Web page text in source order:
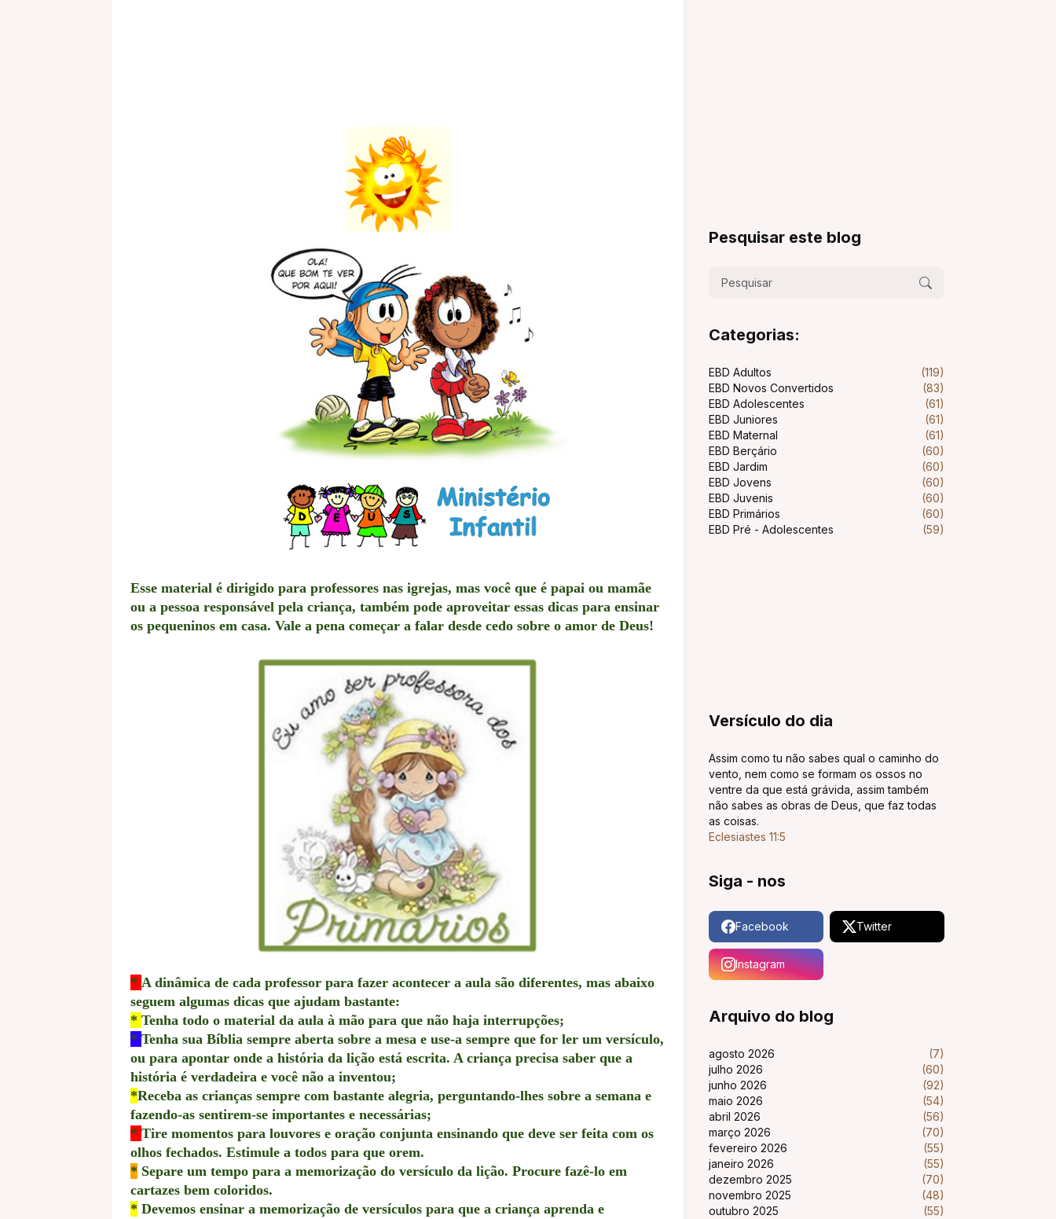
Esse material é dirigido para professores nas igrejas, mas você que é papai ou mamãe
ou a pessoa responsável pela criança, também pode aproveitar essas dicas para ensinar
os pequeninos em casa. Vale a pena começar a falar desde cedo sobre o amor de Deus!
* A dinâmica de cada professor para fazer acontecer a aula são diferentes, mas abaixo
seguem algumas dicas que ajudam bastante:
* Tenha todo o material da aula à mão para que não haja interrupções;
* Tenha sua Bíblia sempre aberta sobre a mesa e use-a sempre que for ler um versículo,
ou para apontar onde a história da lição está escrita. A criança precisa saber que a
história é verdadeira e você não a inventou;
*Receba as crianças sempre com bastante alegria, perguntando-lhes sobre a semana e
fazendo-as sentirem-se importantes e necessárias;
* Tire momentos para louvores e oração conjunta ensinando que deve ser feita com os
olhos fechados. Estimule a todos para que orem.
* Separe um tempo para a memorização do versículo da lição. Procure fazê-lo em
cartazes bem coloridos.
* Devemos ensinar a memorização de versículos para que a criança aprenda e
Pesquisar este blog
Categorias:
EBD Adultos
(119)
EBD Novos Convertidos
(83)
EBD Adolescentes
(61)
EBD Juniores
(61)
EBD Maternal
(61)
EBD Berçário
(60)
EBD Jardim
(60)
EBD Jovens
(60)
EBD Juvenis
(60)
EBD Primários
(60)
EBD Pré - Adolescentes
(59)
Versículo do dia
Assim como tu não sabes qual o caminho do
vento, nem como se formam os ossos no
ventre da que está grávida, assim também
não sabes as obras de Deus, que faz todas
as coisas.
Eclesiastes 11:5
Siga - nos
Facebook Twitter
Instagram
Arquivo do blog
agosto 2026
(7)
julho 2026
(60)
junho 2026
(92)
maio 2026
(54)
abril 2026
(56)
março 2026
(70)
fevereiro 2026
(55)
janeiro 2026
(55)
dezembro 2025
(70)
novembro 2025
(48)
outubro 2025
(55)